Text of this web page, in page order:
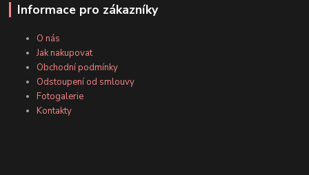
Informace pro zákazníky
O nás
Jak nakupovat
Obchodní podmínky
Odstoupení od smlouvy
Fotogalerie
Kontakty